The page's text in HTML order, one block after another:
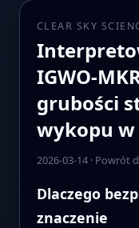
CLEAR SKY
grubości
wykopu
2026-03-14· Powrót
Dlaczego
znaczenie